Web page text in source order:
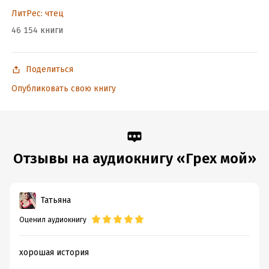
ЛитРес: чтец
46 154 книги
Поделиться
Опубликовать свою книгу
Отзывы на аудиокнигу «Грех мой»
Татьяна
Оценил аудиокнигу
хорошая история